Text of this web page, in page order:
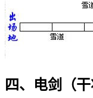
四、电剑（干